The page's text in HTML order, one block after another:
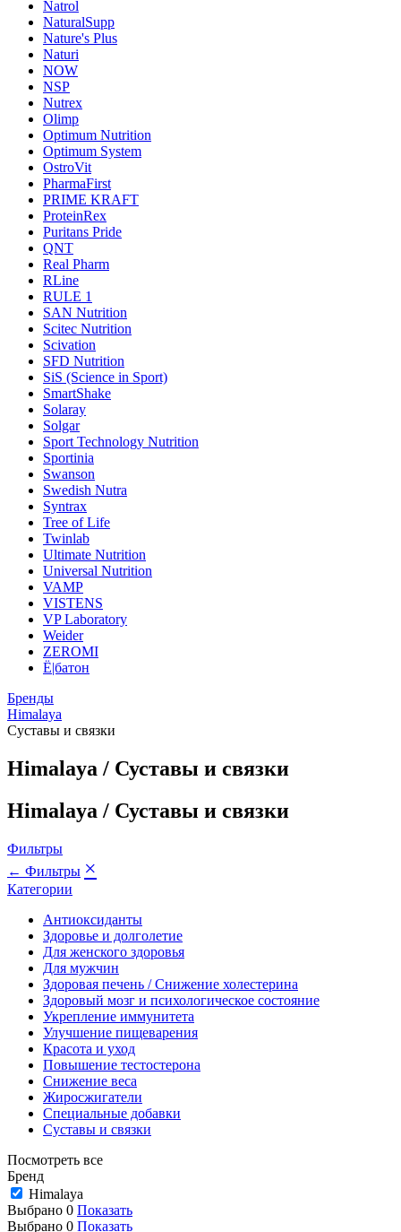
Natrol
NaturalSupp
Nature's Plus
Naturi
NOW
NSP
Nutrex
Olimp
Optimum Nutrition
Optimum System
OstroVit
PharmaFirst
PRIME KRAFT
ProteinRex
Puritans Pride
QNT
Real Pharm
RLine
RULE 1
SAN Nutrition
Scitec Nutrition
Scivation
SFD Nutrition
SiS (Science in Sport)
SmartShake
Solaray
Solgar
Sport Technology Nutrition
Sportinia
Swanson
Swedish Nutra
Syntrax
Tree of Life
Twinlab
Ultimate Nutrition
Universal Nutrition
VAMP
VISTENS
VP Laboratory
Weider
ZEROMI
Ё|батон
Бренды
Himalaya
Суставы и связки
Himalaya / Суставы и связки
Himalaya / Суставы и связки
Фильтры
← Фильтры ×
Категории
Антиоксиданты
Здоровье и долголетие
Для женского здоровья
Для мужчин
Здоровая печень / Cнижение холестерина
Здоровый мозг и психологическое состояние
Укрепление иммунитета
Улучшение пищеварения
Красота и уход
Повышение тестостерона
Снижение веса
Жиросжигатели
Специальные добавки
Суставы и связки
Посмотреть все
Бренд
Himalaya
Выбрано 0 Показать
Выбрано 0 Показать